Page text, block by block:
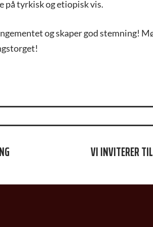
på tyrkisk og etiopisk vis.
og skaper god stemning!
VI INVITERER